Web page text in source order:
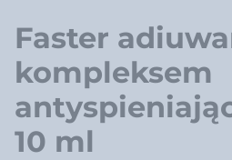
Faster
kompleksem
10 ml